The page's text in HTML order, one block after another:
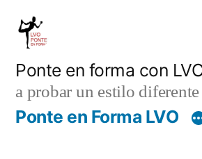
Saltar
contenido
Ponte en forma con
a probar un estilo
Ponte en Forma LVO